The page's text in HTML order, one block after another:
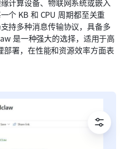
计算设备、物联网系统或嵌入
个 KB 和 CPU 周期都至关重
持多种消息传输协议，具备多
是一种强大的选择，适用于高
部署，在性能和资源效率方面表